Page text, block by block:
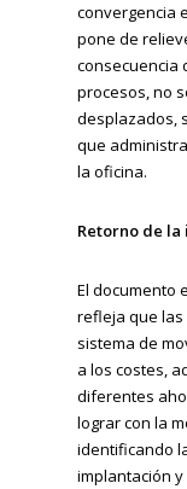
convergencia
pone de
consecuencia
procesos, no
desplazados,
que
la oficina.
Retorno de la
El documento
refleja que
sistema de
a los costes,
diferentes
lograr con la
identificando
implantación